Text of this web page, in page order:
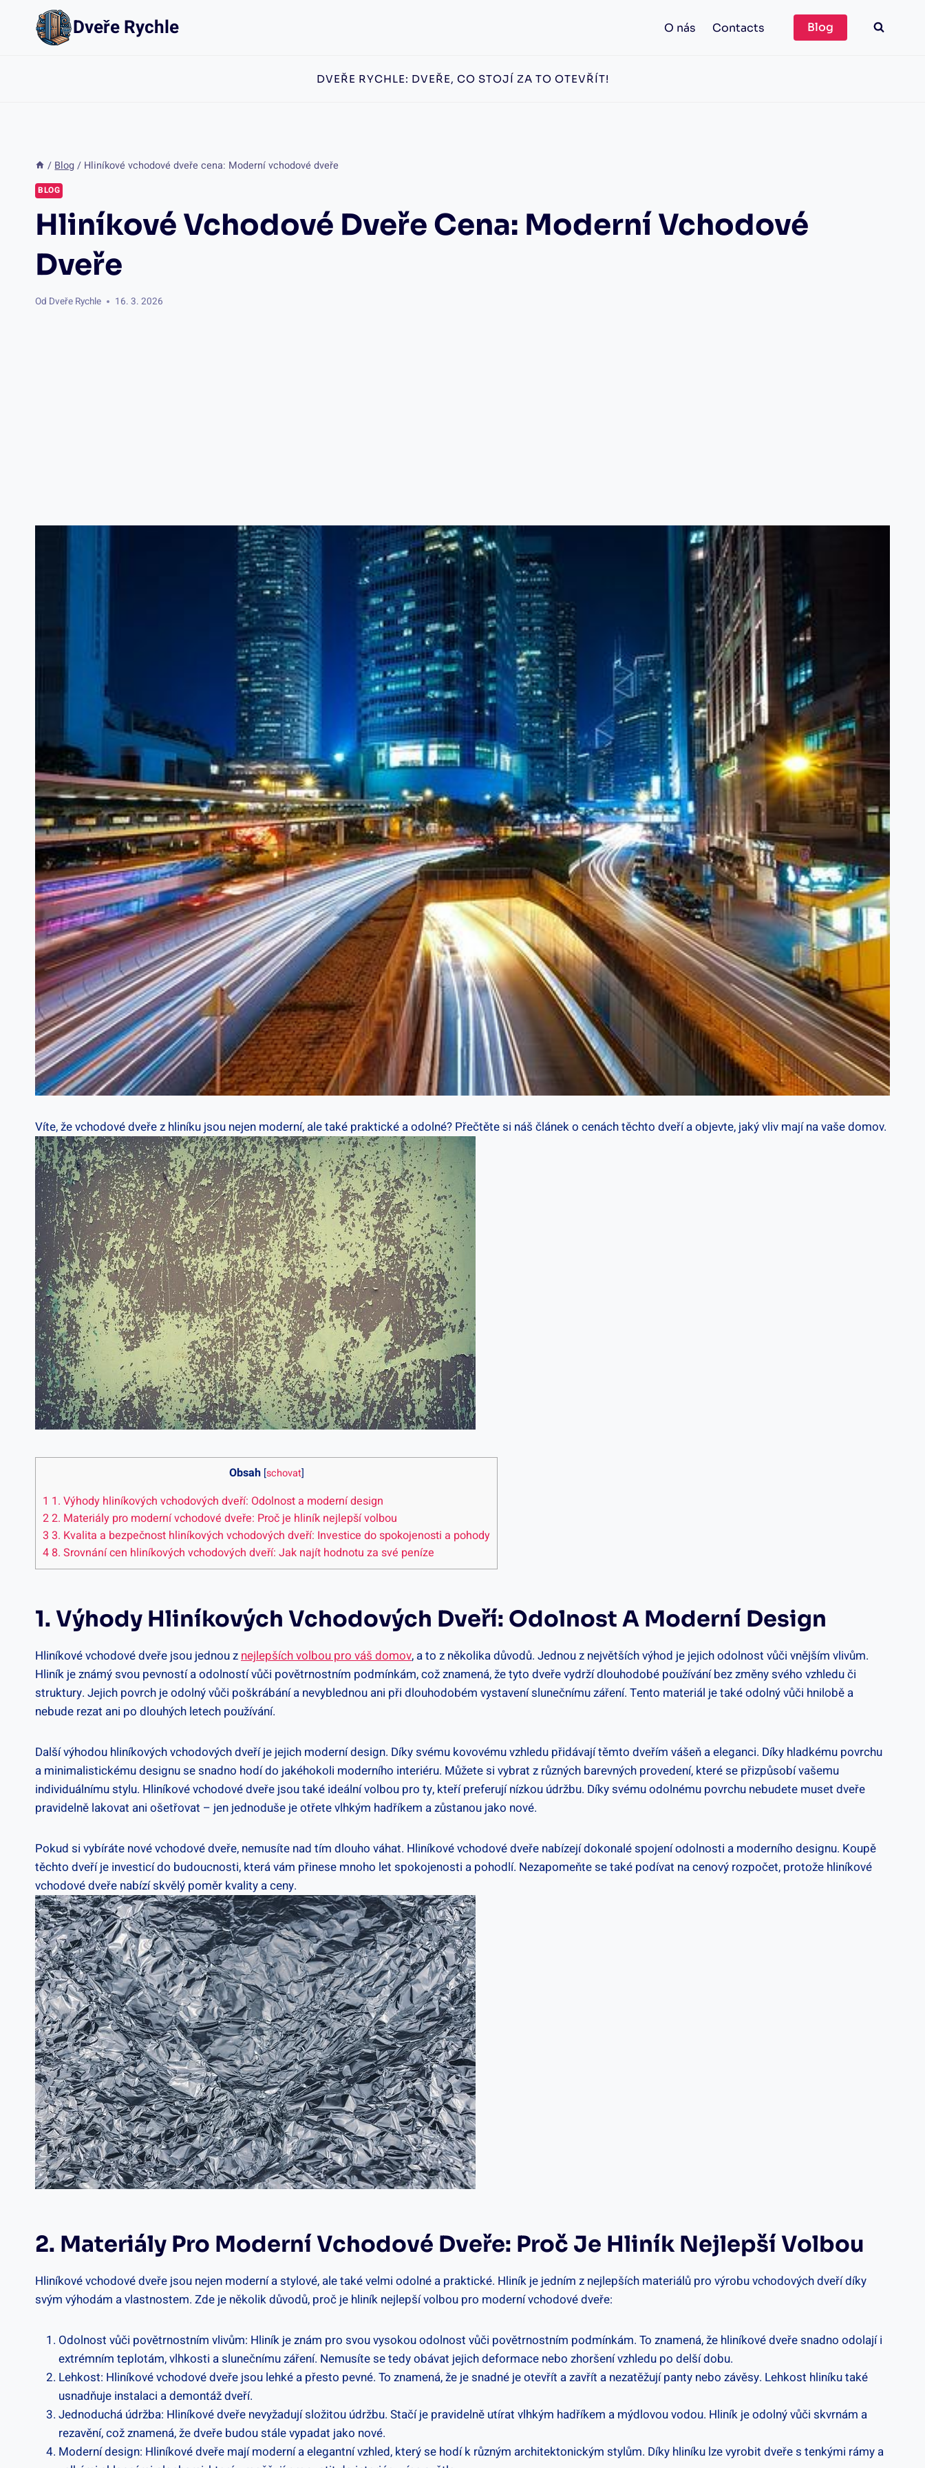
Přeskočit
Dveře Rychle O nás Contacts Blog
DVEŘE RYCHLE: DVEŘE, CO STOJÍ ZA TO OTEVŘÍT!
/ Blog / Hliníkové vchodové dveře cena: Moderní vchodové dveře
BLOG
Hliníkové Vchodové Dveře Cena: Moderní Vchodové
Dveře
Od Dveře Rychle 16. 3. 2026
Víte, že vchodové dveře z hliníku jsou nejen moderní, ale také praktické a odolné? Přečtěte si náš článek o cenách těchto dveří a objevte, jaký vliv mají na vaše domov.
Obsah [schovat]
1 1. Výhody hliníkových vchodových dveří: Odolnost a moderní design
22. Materiály pro moderní vchodové dveře: Proč je hliník nejlepší volbou
3 3. Kvalita a bezpečnost hliníkových vchodových dveří: Investice do spokojenosti a pohody
4 8. Srovnání cen hliníkových vchodových dveří: Jak najít hodnotu za své peníze
1. Výhody Hliníkových Vchodových Dveří: Odolnost A Moderní Design
Hliníkové vchodové dveře jsou jednou znejlepších volbou pro váš domov, a to z několika důvodů. Jednou z největších výhod je jejich odolnost vůči vnějším vlivům.
Hliník je známý svou pevností a odolností vůči povětrnostním podmínkám, což znamená, že tyto dveře vydrží dlouhodobé používání bez změny svého vzhledu či
struktury. Jejich povrch je odolný vůči poškrábání a nevyblednou ani při dlouhodobém vystavení slunečnímu záření. Tento materiál je také odolný vůči hnilobě a
nebude rezat ani po dlouhých letech používání.
Další výhodou hliníkových vchodových dveří je jejich moderní design. Díky svému kovovému vzhledu přidávají těmto dveřím vášeň a eleganci. Díky hladkému povrchu
a minimalistickému designu se snadno hodí do jakéhokoli moderního interiéru. Můžete si vybrat z různých barevných provedení, které se přizpůsobí vašemu
individuálnímu stylu. Hliníkové vchodové dveře jsou také ideální volbou pro ty, kteří preferují nízkou údržbu. Díky svému odolnému povrchu nebudete muset dveře
pravidelně lakovat ani ošetřovat – jen jednoduše je otřete vlhkým hadříkem a zůstanou jako nové.
Pokud si vybíráte nové vchodové dveře, nemusíte nad tím dlouho váhat. Hliníkové vchodové dveře nabízejí dokonalé spojení odolnosti a moderního designu. Koupě
těchto dveří je investicí do budoucnosti, která vám přinese mnoho let spokojenosti a pohodlí. Nezapomeňte se také podívat na cenový rozpočet, protože hliníkové
vchodové dveře nabízí skvělý poměr kvality a ceny.
2. Materiály Pro Moderní Vchodové Dveře: Proč Je Hliník Nejlepší Volbou
Hliníkové vchodové dveře jsou nejen moderní a stylové, ale také velmi odolné a praktické. Hliník je jedním z nejlepších materiálů pro výrobu vchodových dveří díky
svým výhodám a vlastnostem. Zde je několik důvodů, proč je hliník nejlepší volbou pro moderní vchodové dveře:
Odolnost vůči povětrnostním vlivům: Hliník je znám pro svou vysokou odolnost vůči povětrnostním podmínkám. To znamená, že hliníkové dveře snadno odolají i
extrémním teplotám, vlhkosti a slunečnímu záření. Nemusíte se tedy obávat jejich deformace nebo zhoršení vzhledu po delší dobu.
Lehkost: Hliníkové vchodové dveře jsou lehké a přesto pevné. To znamená, že je snadné je otevřít a zavřít a nezatěžují panty nebo závěsy. Lehkost hliníku také
usnadňuje instalaci a demontáž dveří.
Jednoduchá údržba: Hliníkové dveře nevyžadují složitou údržbu. Stačí je pravidelně utírat vlhkým hadříkem a mýdlovou vodou. Hliník je odolný vůči skvrnám a
rezavění, což znamená, že dveře budou stále vypadat jako nové.
Moderní design: Hliníkové dveře mají moderní a elegantní vzhled, který se hodí k různým architektonickým stylům. Díky hliníku lze vyrobit dveře s tenkými rámy a